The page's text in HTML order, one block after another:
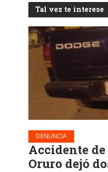
Tal vez te interese
DENUNCIA
Accidente
Oruro dejó